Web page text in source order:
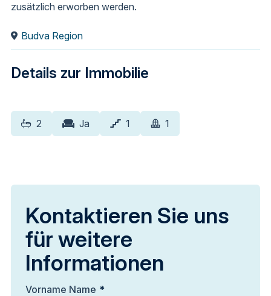
zusätzlich erworben werden.
Budva Region
Details zur Immobilie
2 Ja 1 1
Kontaktieren Sie uns
für weitere
Informationen
Vorname Name